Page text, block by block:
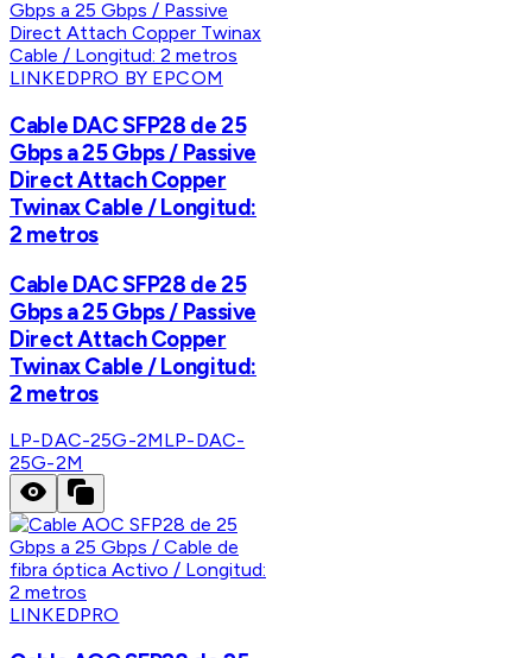
LINKEDPRO BY EPCOM
Cable DAC SFP28 de 25
Gbps a 25 Gbps / Passive
Direct Attach Copper
Twinax Cable / Longitud:
2 metros
Cable DAC SFP28 de 25
Gbps a 25 Gbps / Passive
Direct Attach Copper
Twinax Cable / Longitud:
2 metros
LP-DAC-25G-2MLP-DAC-
25G-2M
LINKEDPRO